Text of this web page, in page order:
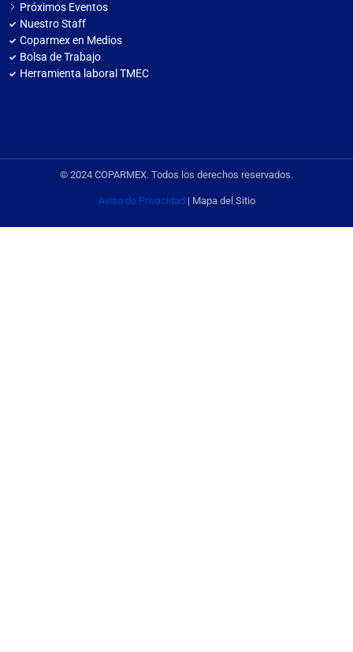
Próximos Eventos
Nuestro Staff
Coparmex en Medios
Bolsa de Trabajo
Herramienta laboral TMEC
© 2024 COPARMEX. Todos los derechos reservados.
Aviso de Privacidad | Mapa del Sitio